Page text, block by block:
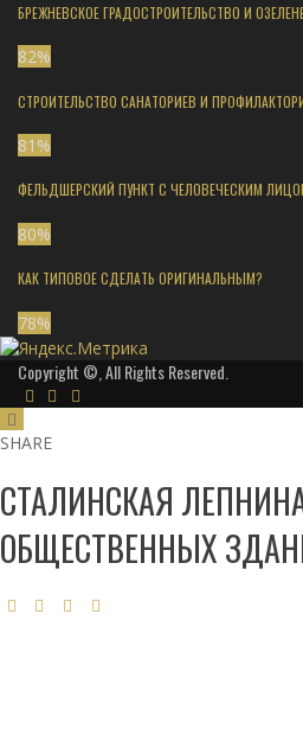
БРЕЖНЕВСКОЕ ГРАДОСТРОИТЕЛЬСТВО И
82%
СТРОИТЕЛЬСТВО САНАТОРИЕВ И
81 %
ФЕЛЬДШЕРСКИЙ ПУНКТ С ЧЕЛОВЕЧЕСКИМ
80%
КАК ТИПОВОЕ СДЕЛАТЬ ОРИГИНАЛЬНЫМ?
78%
Copyright ©, All Rights Reserved.
SHARE
СТАЛИНСКАЯ
ОБЩЕСТВЕННЫХ